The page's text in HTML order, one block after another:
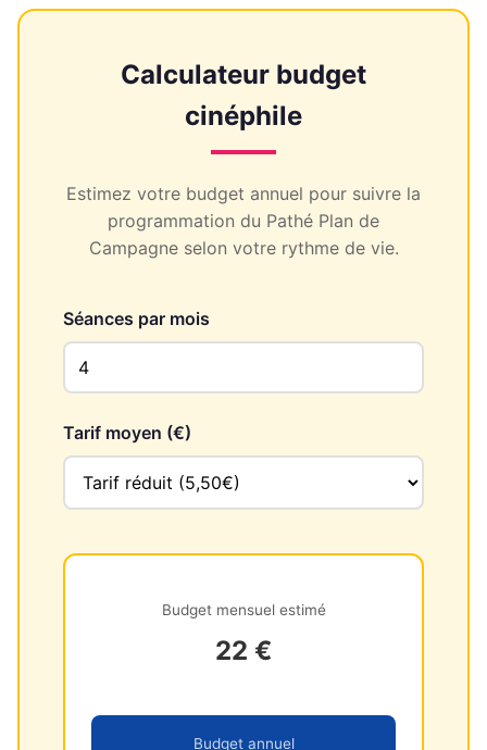
Calculateur budget
cinéphile
Estimez votre budget annuel pour suivre la
programmation du Pathé Plan de
Campagne selon votre rythme de vie.
Séances par mois
Tarif moyen (€)
Budget mensuel estimé
22 €
Budget annuel